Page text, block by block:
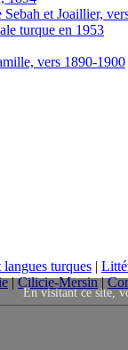
et Joaillier,
turque en 1953
vers 1890-1900
langues turques |
|Cilicie-Mersin|
En visitant ce site,